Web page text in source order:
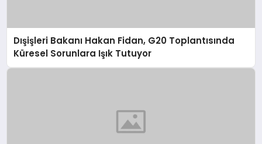
Dışişleri Bakanı Hakan Fidan, G20 Toplantısında
Küresel Sorunlara Işık Tutuyor